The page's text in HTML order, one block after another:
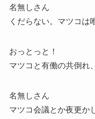
名無しさん
くだらない。マツコは
おっとっと！
マツコと有働の共倒れ
名無しさん
マツコ会議とか夜更か